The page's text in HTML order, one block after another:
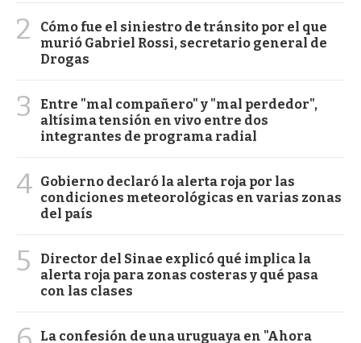
2
Cómo fue el siniestro de tránsito por el que
murió Gabriel Rossi, secretario general de
Drogas
3
Entre "mal compañero" y "mal perdedor",
altísima tensión en vivo entre dos
integrantes de programa radial
4 Gobierno declaró la alerta roja por las
condiciones meteorológicas en varias zonas
del país
5
Director del Sinae explicó qué implica la
alerta roja para zonas costeras y qué pasa
con las clases
La confesión de una uruguaya en "Ahora